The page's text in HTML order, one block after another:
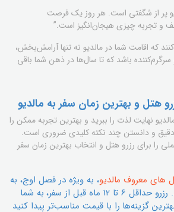
پر از شگفتی است. هر روز یک فرصت
و تجربه چیزی هیجان‌انگیز است.”
که اقامت شما در مالدیو نه تنها آرامش‌بخش،
سرگرم‌کننده باشد که تا سال‌ها در ذهن شما باقی
هتل و بهترین زمان سفر به مالدیو
نهایت لذت را ببرید و بهترین تجربه ممکن را
دقیق و دانستن چند نکته کلیدی ضروری است.
را برای رزرو هتل و انتخاب بهترین زمان سفر
های معروف مالدیو، به ویژه در فصل اوج، به
سرعت پر می‌شوند. رزرو حداقل 6 تا 12 ماه قبل از سفر، به شما
گزینه‌ها را با قیمت مناسب‌تر پیدا کنید